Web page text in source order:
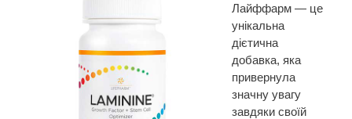
Лайффарм — це
унікальна
дієтична
добавка, яка
привернула
значну увагу
завдяки своїй